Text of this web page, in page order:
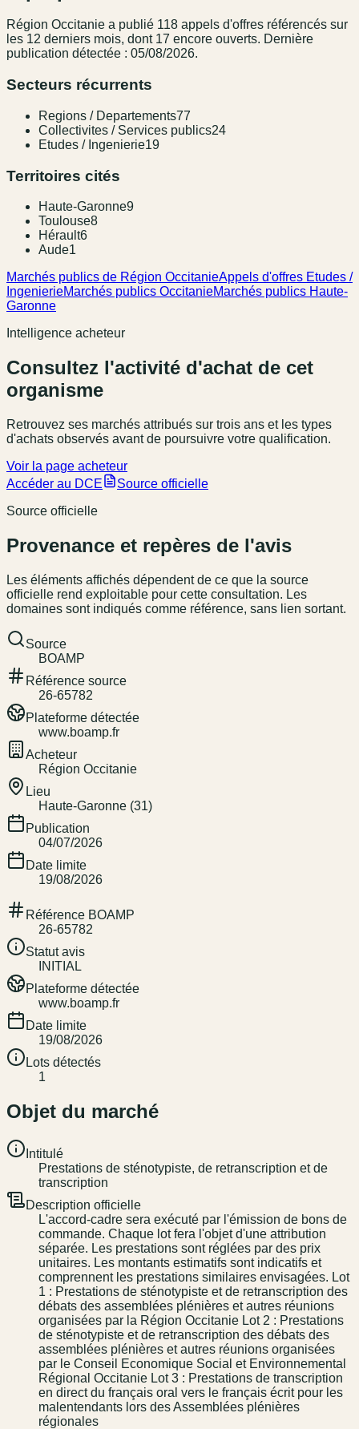
Région Occitanie a publié 118 appel s d'offres référencés sur
les 12 derniers mois, dont 17 encore ouverts. Dernière
publication détectée : 05/08/2026.
Secteurs récurrents
Regions / Departements77
Collectivites / Services publics24
Etudes / Ingenierie19
Territoires cités
Haute-Garonne9
Toulouse8
Hérault6
Aude1
Marchés publics de Région OccitanieAppels d'offres Etudes /
IngenierieMarchés publics OccitanieMarchés publics Haute-
Garonne
Intelligence acheteur
Consultez l'activité d'achat de cet
organisme
Retrouvez ses marchés attribués sur trois ans et les types
d'achats observés avant de poursuivre votre qualification.
Voir la page acheteur
Accéder au DCE
Source officielle
Source officielle
Provenance et repères de l'avis
Les éléments affichés dépendent de ce que la source
officielle rend exploitable pour cette consultation. Les
domaines sont indiqués comme référence, sans lien sortant.
Source
BOAMP
Référence source
26-65782
Plateforme détectée
www.boamp.fr
Acheteur
Région Occitanie
Lieu
Haute-Garonne (31)
Publication
04/07/2026
Date limite
19/08/2026
Référence BOAMP
26-65782
Statut avis
INITIAL
Plateforme détectée
www.boamp.fr
Date limite
19/08/2026
Lots détectés
1
Objet du marché
Intitulé
Prestations de sténotypiste, de retranscription et de
transcription
Description officielle
L'accord-cadre sera exécuté par l'émission de bons de
commande. Chaque lot fera l'objet d'une attribution
séparée. Les prestations sont réglées par des prix
unitaires. Les montants estimatifs sont indicatifs et
comprennent les prestations similaires envisagées. Lot
1 : Prestations de sténotypiste et de retranscription des
débats des assemblées plénières et autres réunions
organisées par la Région Occitanie Lot 2 : Prestations
de sténotypiste et de retranscription des débats des
assemblées plénières et autres réunions organisées
par le Conseil Economique Social et Environnemental
Régional Occitanie Lot 3 : Prestations de transcription
en direct du français oral vers le français écrit pour les
malentendants lors des Assemblées plénières
régionales